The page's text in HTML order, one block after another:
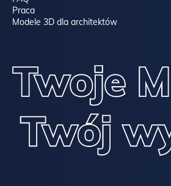
Praca
Modele 3D dla architektów